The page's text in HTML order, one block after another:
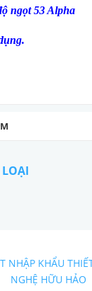
ngọt 53 Alpha
NHẬP KHẨU
NGHỆ HỮU HẢO